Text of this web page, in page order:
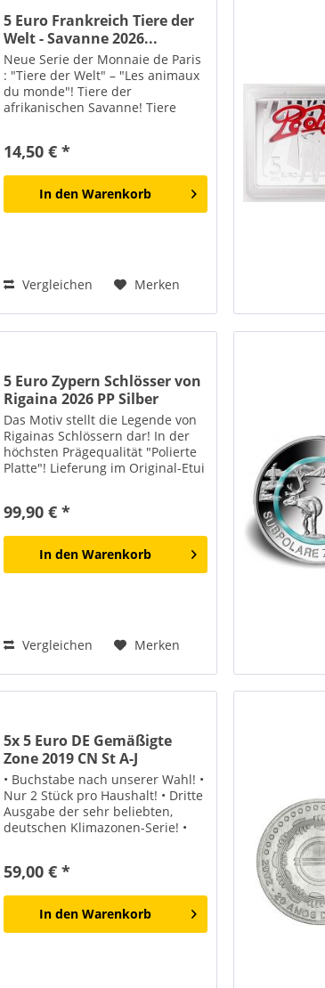
5 Euro Frankreich Tiere der
Welt - Savanne 2026...
Neue Serie der Monnaie de Paris
: "Tiere der Welt" – "Les animaux
du monde"! Tiere der
afrikanischen Savanne! Tiere
wesentlichen Platz ein. Ob
vertraut oder fremd,
geheimnisvoll oder...
14,50 € *
In den Warenkorb
Vergleichen Merken
5 Euro Zypern Schlösser von
Rigaina 2026 PP Silber
Das Motiv stellt die Legende von
Rigainas Schlössern dar! In der
höchsten Prägequalität "Polierte
Platte"! Lieferung im Original-Etui
gehört zu den bekanntesten
99,90 € *
In den Warenkorb
Vergleichen Merken
5x 5 Euro DE Gemäßigte
Zone 2019 CN St A-J
• Buchstabe nach unserer Wahl! •
Nur 2 Stück pro Haushalt! • Dritte
Ausgabe der sehr beliebten,
deutschen Klimazonen-Serie! •
unserem Online-Shop aus, dann
lohnen sich die...
59,00 € *
In den Warenkorb